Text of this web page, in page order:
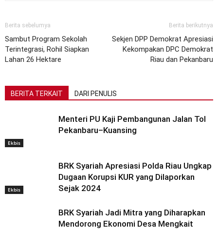
Berita sebelumya
Sambut Program Sekolah
Terintegrasi, Rohil Siapkan
Lahan 26 Hektare
Berita berikutnya
Sekjen DPP Demokrat Apresiasi
Kekompakan DPC Demokrat
Riau dan Pekanbaru
BERITA TERKAIT DARI PENULIS
Ekbis
Menteri PU Kaji Pembangunan Jalan Tol
Pekanbaru–Kuansing
Ekbis
BRK Syariah Apresiasi Polda Riau Ungkap
Dugaan Korupsi KUR yang Dilaporkan
Sejak 2024
BRK Syariah Jadi Mitra yang Diharapkan
Mendorong Ekonomi Desa Mengkait